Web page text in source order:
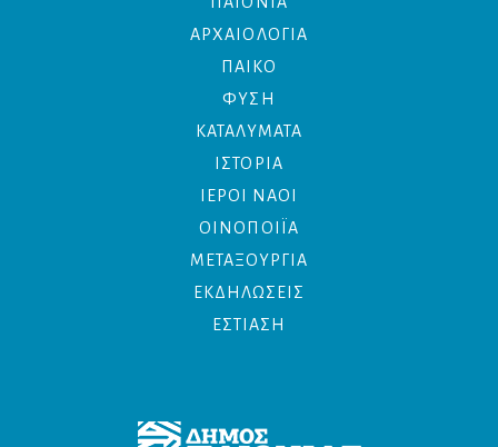
ΑΡΧΑΙΟΛΟΓΙΑ
ΠΑΙΚΟ
ΦΥΣΗ
ΚΑΤΑΛΥΜΑΤΑ
ΙΣΤΟΡΙΑ
ΙΕΡΟΙ ΝΑΟΙ
ΟΙΝΟΠΟΙΪΑ
ΜΕΤΑΞΟΥΡΓΙΑ
ΕΚΔΗΛΩΣΕΙΣ
ΕΣΤΙΑΣΗ